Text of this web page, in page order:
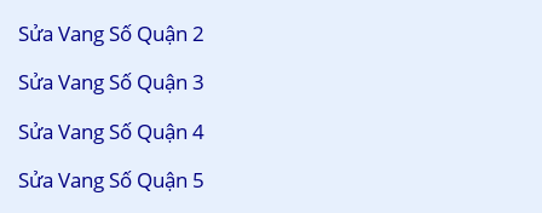
Sửa Vang Số Quận 2
Sửa Vang Số Quận 3
Sửa Vang Số Quận 4
Sửa Vang Số Quận 5